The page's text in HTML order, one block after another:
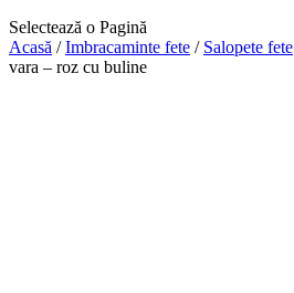
Selectează o Pagină
Acasă /Imbracaminte fete / Salopete fete
vara – roz cu buline